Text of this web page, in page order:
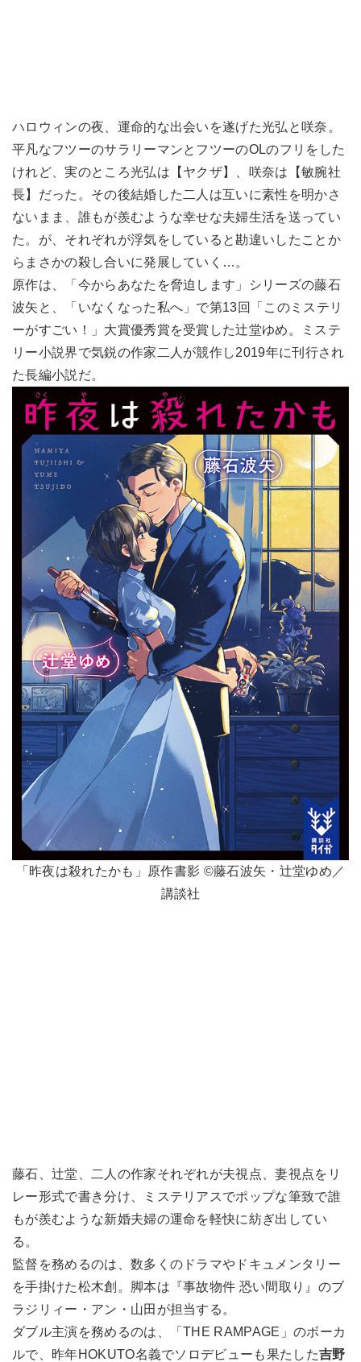
ハロウィンの夜、運命的な出会いを遂げた光弘と咲奈。
平凡なフツーのサラリーマンとフツーのOLのフリをした
けれど、実のところ光弘は【ヤクザ】、咲奈は【敏腕社
長】だった。その後結婚した二人は互いに素性を明かさ
ないまま、誰もが羨むような幸せな夫婦生活を送ってい
た。が、それぞれが浮気をしていると勘違いしたことか
らまさかの殺し合いに発展していく…。
原作は、「今からあなたを脅迫します」シリーズの藤石
波矢と、「いなくなった私へ」で第13回「このミステリ
ーがすごい！」大賞優秀賞を受賞した辻堂ゆめ。ミステ
リー小説界で気鋭の作家二人が競作し2019年に刊行され
た長編小説だ。
「昨夜は殺れたかも」原作書影 ©︎藤石波矢・辻堂ゆめ／
講談社
藤石、辻堂、二人の作家それぞれが夫視点、妻視点をリ
レー形式で書き分け、ミステリアスでポップな筆致で誰
もが羨むような新婚夫婦の運命を軽快に紡ぎ出してい
る。
監督を務めるのは、数多くのドラマやドキュメンタリー
を手掛けた松木創。脚本は『事故物件 恐い間取り』のブ
ラジリィー・アン・山田が担当する。
ダブル主演を務めるのは、「THE RAMPAGE」のボーカ
ルで、昨年HOKUTO名義でソロデビューも果たした吉野